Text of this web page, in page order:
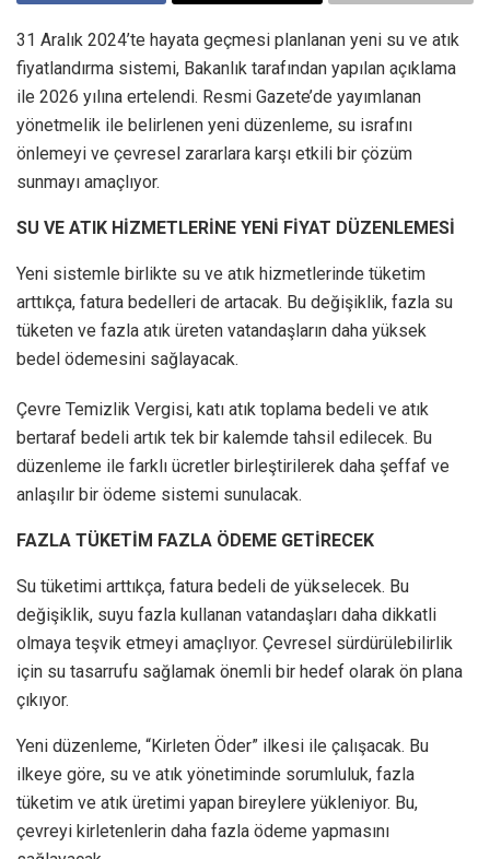
31 Aralık 2024’te hayata geçmesi planlanan yeni su ve atık
fiyatlandırma sistemi, Bakanlık tarafından yapılan açıklama
ile 2026 yılına ertelendi. Resmi Gazete’de yayımlanan
yönetmelik ile belirlenen yeni düzenleme, su israfını
önlemeyi ve çevresel zararlara karşı etkili bir çözüm
sunmayı amaçlıyor.
SU VE ATIK HİZMETLERİNE YENİ FİYAT DÜZENLEMESİ
Yeni sistemle birlikte su ve atık hizmetlerinde tüketim
arttıkça, fatura bedelleri de artacak. Bu değişiklik, fazla su
tüketen ve fazla atık üreten vatandaşların daha yüksek
bedel ödemesini sağlayacak.
Çevre Temizlik Vergisi, katı atık toplama bedeli ve atık
bertaraf bedeli artık tek bir kalemde tahsil edilecek. Bu
düzenleme ile farklı ücretler birleştirilerek daha şeffaf ve
anlaşılır bir ödeme sistemi sunulacak.
FAZLA TÜKETİM FAZLA ÖDEME GETİRECEK
Su tüketimi arttıkça, fatura bedeli de yükselecek. Bu
değişiklik, suyu fazla kullanan vatandaşları daha dikkatli
olmaya teşvik etmeyi amaçlıyor. Çevresel sürdürülebilirlik
için su tasarrufu sağlamak önemli bir hedef olarak ön plana
çıkıyor.
Yeni düzenleme, “Kirleten Öder” ilkesi ile çalışacak. Bu
ilkeye göre, su ve atık yönetiminde sorumluluk, fazla
tüketim ve atık üretimi yapan bireylere yükleniyor. Bu,
çevreyi kirletenlerin daha fazla ödeme yapmasını